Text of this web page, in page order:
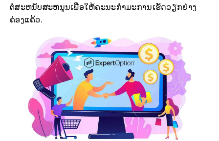
ຕໍ່ສະຫນັບສະຫນູນເພື່ອໃຫ້ຄະນະກໍາມະການເຮັດວຽກຢ່າງ
ຄ່ອງແຄ້ວ.